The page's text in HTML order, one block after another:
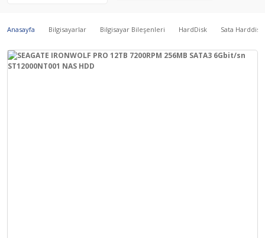
Anasayfa Bilgisayarlar Bilgisayar Bileşenleri HardDisk Sata